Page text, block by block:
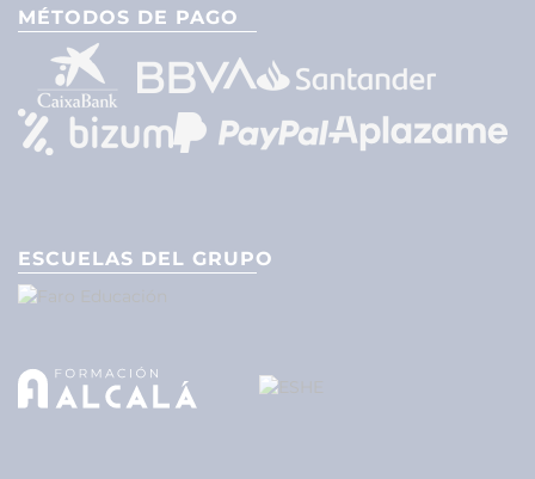
MÉTODOS DE PAGO
ESCUELAS DEL GRUPO